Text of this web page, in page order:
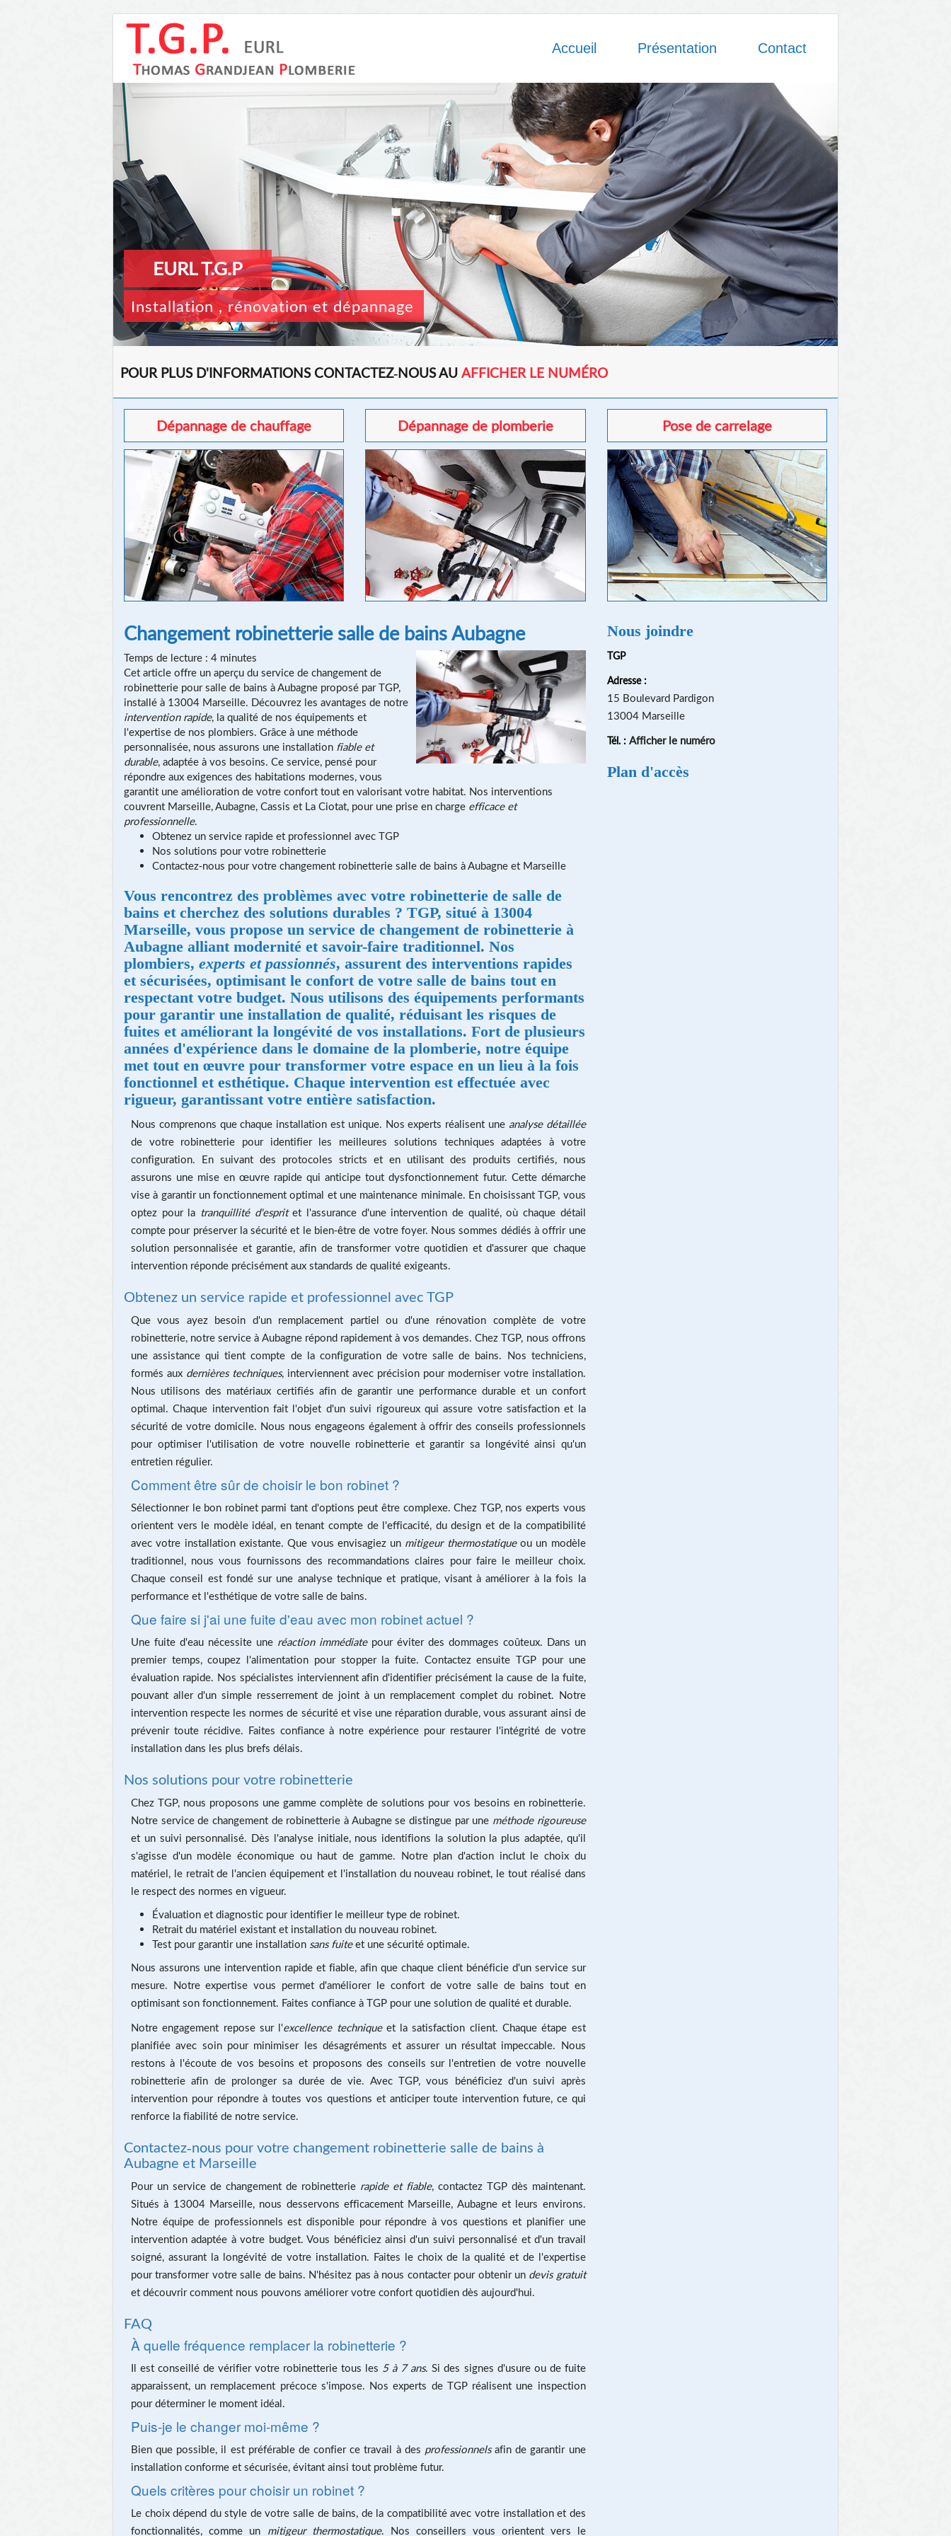
Accueil Présentation Contact
EURL T.G.P
Installation , rénovation et dépannage
POUR PLUS D'INFORMATIONS CONTACTEZ-NOUS AU AFFICHER LE NUMÉRO
Dépannage de chauffage Dépannage de plomberie Pose de carrelage
Changement robinetterie salle de bains Aubagne
Temps de lecture : 4 minutes
Cet article offre un aperçu du service de changement de
robinetterie pour salle de bains à Aubagne proposé par TGP,
installé à 13004 Marseille. Découvrez les avantages de notre
intervention rapide, la qualité de nos équipements et
l'expertise de nos plombiers. Grâce à une méthode
personnalisée, nous assurons une installation fiable et
durable, adaptée à vos besoins. Ce service, pensé pour
répondre aux exigences des habitations modernes, vous
garantit une amélioration de votre confort tout en valorisant votre habitat. Nos interventions
couvrent Marseille, Aubagne, Cassis et La Ciotat, pour une prise en charge efficace et
professionnelle.
Obtenez un service rapide et professionnel avec TGP
Nos solutions pour votre robinetterie
Contactez-nous pour votre changement robinetterie salle de bains à Aubagne et Marseille
Vous rencontrez des problèmes avec votre robinetterie de salle de
bains et cherchez des solutions durables ? TGP, situé à 13004
Marseille, vous propose un service de changement de robinetterie à
Aubagne alliant modernité et savoir-faire traditionnel. Nos
plombiers, experts et passionnés, assurent des interventions rapides
et sécurisées, optimisant le confort de votre salle de bains tout en
respectant votre budget. Nous utilisons des équipements performants
pour garantir une installation de qualité, réduisant les risques de
fuites et améliorant la longévité de vos installations. Fort de plusieurs
années d'expérience dans le domaine de la plomberie, notre équipe
met tout en œuvre pour transformer votre espace en un lieu à la fois
fonctionnel et esthétique. Chaque intervention est effectuée avec
rigueur, garantissant votre entière satisfaction.
Nous comprenons que chaque installation est unique. Nos experts réalisent une analyse détaillée
de votre robinetterie pour identifier les meilleures solutions techniques adaptées à votre
configuration. En suivant des protocoles stricts et en utilisant des produits certifiés, nous
assurons une mise en œuvre rapide qui anticipe tout dysfonctionnement futur. Cette démarche
vise à garantir un fonctionnement optimal et une maintenance minimale. En choisissant TGP, vous
optez pour la tranquillité d'espritet l'assurance d'une intervention de qualité, où chaque détail
compte pour préserver la sécurité et le bien-être de votre foyer. Nous sommes dédiés à offrir une
solution personnalisée et garantie, afin de transformer votre quotidien et d'assurer que chaque
intervention réponde précisément aux standards de qualité exigeants.
Obtenez un service rapide et professionnel avec TGP
Que vous ayez besoin d'un remplacement partiel ou d'une rénovation complète de votre
robinetterie, notre service à Aubagne répond rapidement à vos demandes. Chez TGP, nous offrons
une assistance qui tient compte de la configuration de votre salle de bains. Nos techniciens,
formés aux dernières techniques, interviennent avec précision pour moderniser votre installation.
Nous utilisons des matériaux certifiés afin de garantir une performance durable et un confort
optimal. Chaque intervention fait l'objet d'un suivi rigoureux qui assure votre satisfaction et la
sécurité de votre domicile. Nous nous engageons également à offrir des conseils professionnels
pour optimiser l'utilisation de votre nouvelle robinetterie et garantir sa longévité ainsi qu'un
entretien régulier.
Comment être sûr de choisir le bon robinet ?
Sélectionner le bon robinet parmi tant d'options peut être complexe. Chez TGP, nos experts vous
orientent vers le modèle idéal, en tenant compte de l'efficacité, du design et de la compatibilité
avec votre installation existante. Que vous envisagiez un mitigeur thermostatiqueou un modèle
traditionnel, nous vous fournissons des recommandations claires pour faire le meilleur choix.
Chaque conseil est fondé sur une analyse technique et pratique, visant à améliorer à la fois la
performance et l'esthétique de votre salle de bains.
Que faire si j'ai une fuite d'eau avec mon robinet actuel ?
Une fuite d'eau nécessite une réaction immédiatepour éviter des dommages coûteux. Dans un
premier temps, coupez l'alimentation pour stopper la fuite. Contactez ensuite TGP pour une
évaluation rapide. Nos spécialistes interviennent afin d'identifier précisément la cause de la fuite,
pouvant aller d'un simple resserrement de joint à un remplacement complet du robinet. Notre
intervention respecte les normes de sécurité et vise une réparation durable, vous assurant ainsi de
prévenir toute récidive. Faites confiance à notre expérience pour restaurer l'intégrité de votre
installation dans les plus brefs délais.
Nos solutions pour votre robinetterie
Chez TGP, nous proposons une gamme complète de solutions pour vos besoins en robinetterie.
Notre service de changement de robinetterie à Aubagne se distingue par une méthode rigoureuse
et un suivi personnalisé. Dès l'analyse initiale, nous identifions la solution la plus adaptée, qu'il
s'agisse d'un modèle économique ou haut de gamme. Notre plan d'action inclut le choix du
matériel, le retrait de l'ancien équipement et l'installation du nouveau robinet, le tout réalisé dans
le respect des normes en vigueur.
Évaluation et diagnostic pour identifier le meilleur type de robinet.
Retrait du matériel existant et installation du nouveau robinet.
Test pour garantir une installation sans fuiteet une sécurité optimale.
Nous assurons une intervention rapide et fiable, afin que chaque client bénéficie d'un service sur
mesure. Notre expertise vous permet d'améliorer le confort de votre salle de bains tout en
optimisant son fonctionnement. Faites confiance à TGP pour une solution de qualité et durable.
Notre engagement repose sur l'excellence techniqueet la satisfaction client. Chaque étape est
planifiée avec soin pour minimiser les désagréments et assurer un résultat impeccable. Nous
restons à l'écoute de vos besoins et proposons des conseils sur l'entretien de votre nouvelle
robinetterie afin de prolonger sa durée de vie. Avec TGP, vous bénéficiez d'un suivi après
intervention pour répondre à toutes vos questions et anticiper toute intervention future, ce qui
renforce la fiabilité de notre service.
Contactez-nous pour votre changement robinetterie salle de bains à
Aubagne et Marseille
Pour un service de changement de robinetterie rapide et fiable, contactez TGP dès maintenant.
Situés à 13004 Marseille, nous desservons efficacement Marseille, Aubagne et leurs environs.
Notre équipe de professionnels est disponible pour répondre à vos questions et planifier une
intervention adaptée à votre budget. Vous bénéficiez ainsi d'un suivi personnalisé et d'un travail
soigné, assurant la longévité de votre installation. Faites le choix de la qualité et de l'expertise
pour transformer votre salle de bains. N'hésitez pas à nous contacter pour obtenir un devis gratuit
et découvrir comment nous pouvons améliorer votre confort quotidien dès aujourd'hui.
FAQ
À quelle fréquence remplacer la robinetterie ?
Il est conseillé de vérifier votre robinetterie tous les 5 à 7 ans. Si des signes d'usure ou de fuite
apparaissent, un remplacement précoce s'impose. Nos experts de TGP réalisent une inspection
pour déterminer le moment idéal.
Puis-je le changer moi-même ?
Bien que possible, il est préférable de confier ce travail à des professionnelsafin de garantir une
installation conforme et sécurisée, évitant ainsi tout problème futur.
Quels critères pour choisir un robinet ?
Le choix dépend du style de votre salle de bains, de la compatibilité avec votre installation et des
fonctionnalités, comme un mitigeur thermostatique. Nos conseillers vous orientent vers le
Nous joindre
TGP
Adresse :
15 Boulevard Pardigon
13004 Marseille
Tél. : Afficher le numéro
Plan d'accès